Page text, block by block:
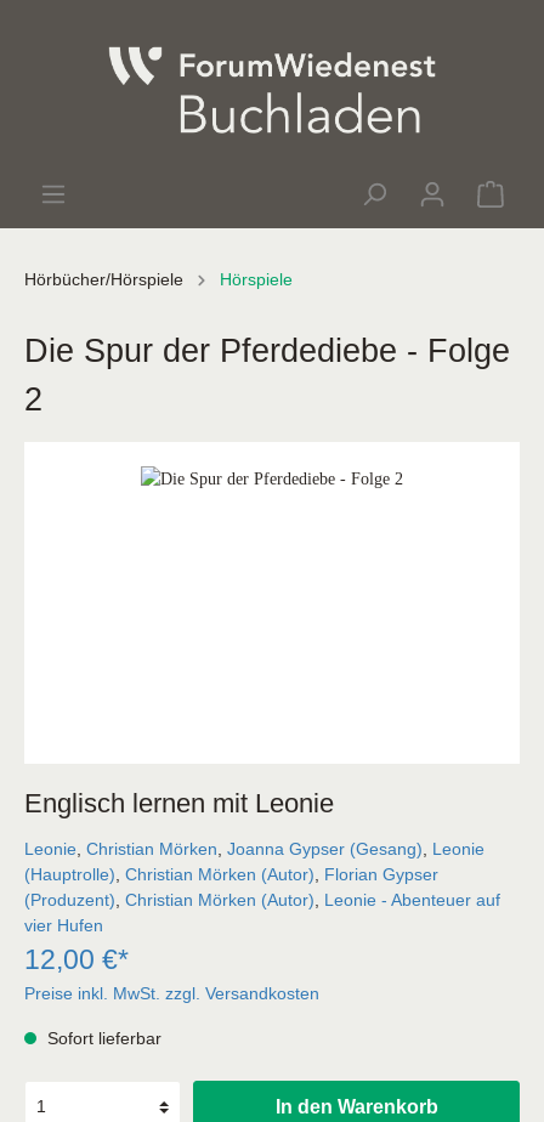
Hörbücher/Hörspiele Hörspiele
Die Spur der Pferdediebe - Folge
2
Englisch lernen mit Leonie
Leonie Christian Mörken Joanna Gypser (Gesang)
Leonie
(Hauptrolle) Christian Mörken (Autor)
Florian Gypser
(Produzent) Christian Mörken (Autor)
Leonie - Abenteuer auf
vier Hufen
12,00 €*
Preise inkl. MwSt. zzgl. Versandkosten
Sofort lieferbar
In den Warenkorb